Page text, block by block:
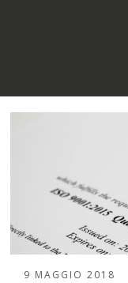
9 MAGGIO 2018